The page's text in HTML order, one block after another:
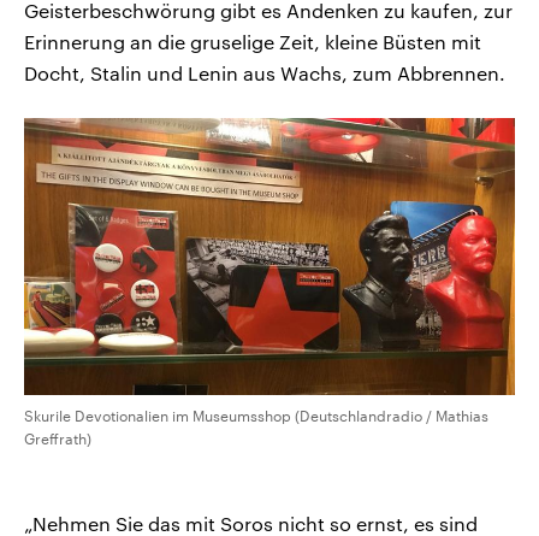
Geisterbeschwörung gibt es Andenken zu kaufen, zur
Erinnerung an die gruselige Zeit, kleine Büsten mit
Docht, Stalin und Lenin aus Wachs, zum Abbrennen.
Skurile Devotionalien im Museumsshop (Deutschlandradio / Mathias
Greffrath)
„Nehmen Sie das mit Soros nicht so ernst, es sind